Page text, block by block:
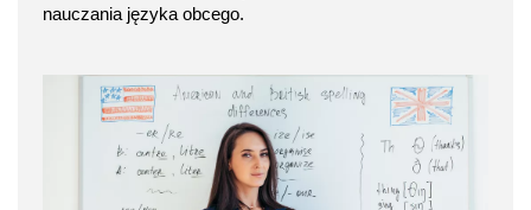
nauczania języka obcego.